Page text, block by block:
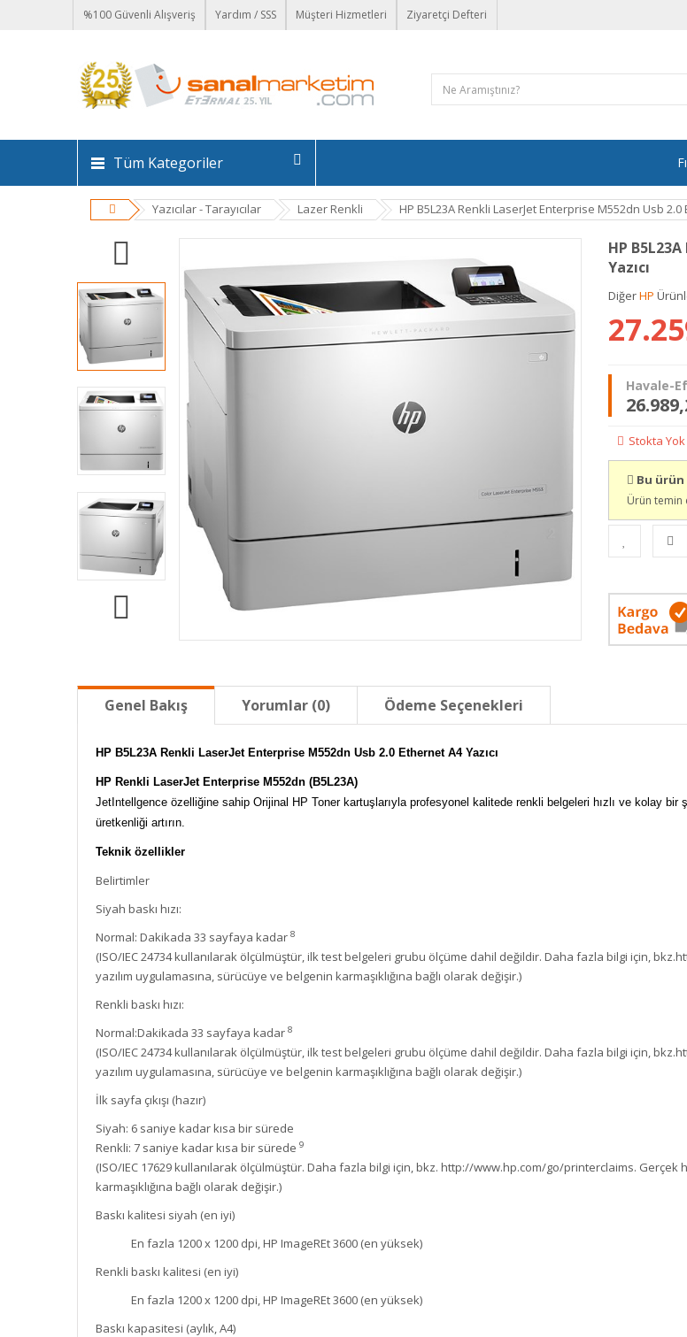
%100 Güvenli Alışveriş Yardım / SSS Müşteri Hizmetleri Ziyaretçi Defteri
Tüm Kategoriler
Yazıcılar - Tarayıcılar Lazer Renkli HP B5L23A Renkli LaserJet Enterprise M552dn Usb 2.0
HP
Yazıcı
DiğerHP
Havale-
Stokta Yok
Bu
Ürün temin
Genel Bakış Yorumlar (0) Ödeme Seçenekleri
HP B5L23A Renkli LaserJet Enterprise M552dn Usb 2.0 Ethernet A4 Yazıcı
HP Renkli LaserJet Enterprise M552dn (B5L23A)
JetIntellgence özelliğine sahip Orijinal HP Toner kartuşlarıyla profesyonel kalitede renkli belgeleri hızlı ve kolay
üretkenliği artırın.
Teknik özellikler
Belirtimler
Siyah baskı hızı:
Normal: Dakikada 33 sayfaya kadar 8
(ISO/IEC 24734 kullanılarak ölçülmüştür, ilk test belgeleri grubu ölçüme dahil değildir. Daha fazla bilgi için,
yazılım uygulamasına, sürücüye ve belgenin karmaşıklığına bağlı olarak değişir.)
Renkli baskı hızı:
Normal:Dakikada 33 sayfaya kadar 8
(ISO/IEC 24734 kullanılarak ölçülmüştür, ilk test belgeleri grubu ölçüme dahil değildir. Daha fazla bilgi için,
yazılım uygulamasına, sürücüye ve belgenin karmaşıklığına bağlı olarak değişir.)
İlk sayfa çıkışı (hazır)
Siyah: 6 saniye kadar kısa bir sürede
Renkli: 7 saniye kadar kısa bir sürede 9
(ISO/IEC 17629 kullanılarak ölçülmüştür. Daha fazla bilgi için, bkz. http://www.hp.com/go/printerclaims. Gerçek
karmaşıklığına bağlı olarak değişir.)
Baskı kalitesi siyah (en iyi)
En fazla 1200 x 1200 dpi, HP ImageREt 3600 (en yüksek)
Renkli baskı kalitesi (en iyi)
En fazla 1200 x 1200 dpi, HP ImageREt 3600 (en yüksek)
Baskı kapasitesi (aylık, A4)